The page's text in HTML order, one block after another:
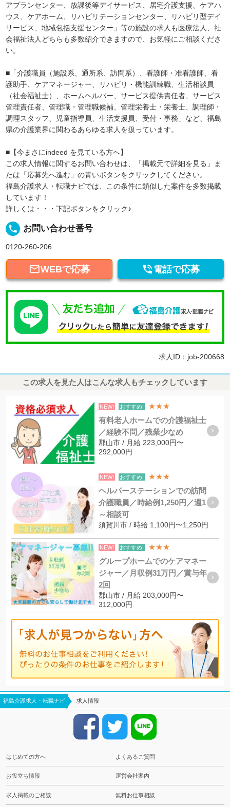
アプランセンター、放課後等デイサービス、居宅介護支援、ケアハ
ウス、ケアホーム、リハビリテーションセンター、リハビリ型デイ
サービス、地域包括支援センター」等の施設の求人も医療法人、社
会福祉法人どちらも多数紹介できますので、お気軽にご相談くださ
い。
■「介護職員（施設系、通所系、訪問系）、看護師・准看護師、看
護助手、ケアマネージャー、リハビリ・機能訓練職、生活相談員
（社会福祉士）、ホームヘルパー、サービス提供責任者、サービス
管理責任者、管理職・管理職候補、管理栄養士・栄養士、調理師・
調理スタッフ、児童指導員、生活支援員、受付・事務」など、福島
県の介護業界に関わるあらゆる求人を扱っています。
■【今まさにindeed を見ている方へ】
この求人情報に関するお問い合わせは、「掲載元で詳細を見る」ま
たは「応募先へ進む」の青いボタンをクリックしてください。
福島介護求人・転職ナビでは、この条件に類似した案件を多数掲載
しています！
詳しくは・・・下記ボタンをクリック♪
local_phone お問い合わせ番号
0120-260-206
WEBで応募  電話で応募
求人ID：job-200668
この求人を見た人はこんな求人もチェックしています
NEW! おすすめ! ★★★
有料老人ホームでの介護福祉士
／経験不問／残業少なめ
郡山市 / 月給 223,000円〜
292,000円
NEW! おすすめ! ★★★
ヘルパーステーションでの訪問
介護職員／時給例1,250円／週1
～相談可
須賀川市 / 時給 1,100円〜1,250円
NEW! おすすめ! ★★★
グループホームでのケアマネー
ジャー／月収例31万円／賞与年
2回
郡山市 / 月給 203,000円〜
312,000円
福島介護求人・転職ナビ 求人情報
はじめての方へ よくあるご質問
お役立ち情報 運営会社案内
求人掲載のご相談 無料お仕事相談